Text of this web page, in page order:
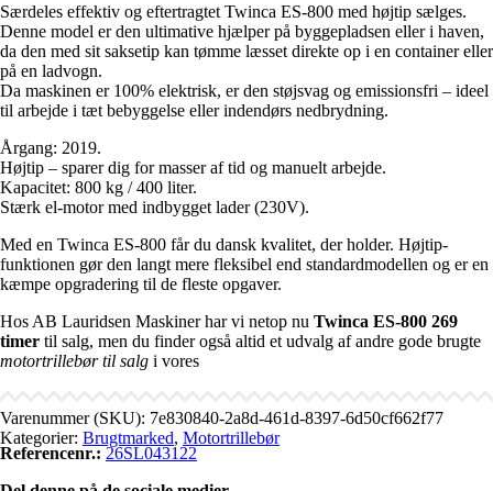
Særdeles effektiv og eftertragtet Twinca ES-800 med højtip sælges.
Denne model er den ultimative hjælper på byggepladsen eller i haven,
da den med sit saksetip kan tømme læsset direkte op i en container eller
på en ladvogn.
Da maskinen er 100% elektrisk, er den støjsvag og emissionsfri – ideel
til arbejde i tæt bebyggelse eller indendørs nedbrydning.
Årgang: 2019.
Højtip – sparer dig for masser af tid og manuelt arbejde.
Kapacitet: 800 kg / 400 liter.
Stærk el-motor med indbygget lader (230V).
Med en Twinca ES-800 får du dansk kvalitet, der holder. Højtip-
funktionen gør den langt mere fleksibel end standardmodellen og er en
kæmpe opgradering til de fleste opgaver.
Hos AB Lauridsen Maskiner har vi netop nu Twinca ES-800 269
timer til salg, men du finder også altid et udvalg af andre gode brugte
motortrillebør til salg i vores
Varenummer (SKU): 7e830840-2a8d-461d-8397-6d50cf662f77
Kategorier: Brugtmarked, Motortrillebør
Referencenr.: 26SL043122